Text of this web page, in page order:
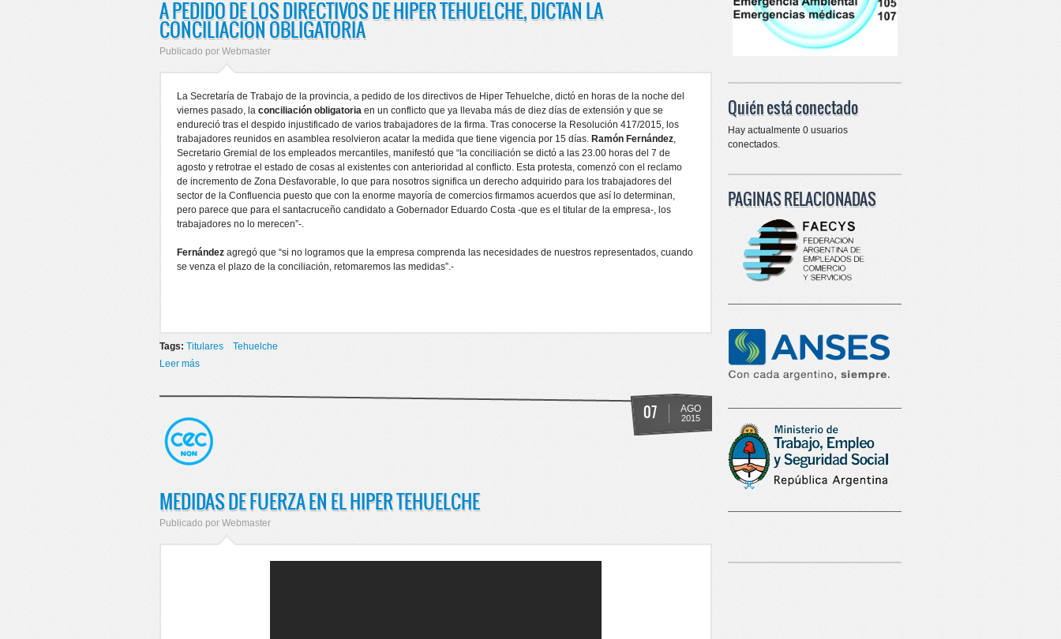
A PEDIDO DE LOS DIRECTIVOS DE HIPER TEHUELCHE, DICTAN LA
CONCILIACION OBLIGATORIA
Publicado por Webmaster
La Secretaría de Trabajo de la provincia, a pedido de los directivos de Hiper Tehuelche, dictó en horas de la noche del
viernes pasado, la conciliación obligatoria en un conflicto que ya llevaba más de diez días de extensión y que se
endureció tras el despido injustificado de varios trabajadores de la firma. Tras conocerse la Resolución 417/2015, los
trabajadores reunidos en asamblea resolvieron acatar la medida que tiene vigencia por 15 días. Ramón Fernández,
Secretario Gremial de los empleados mercantiles, manifestó que “la conciliación se dictó a las 23.00 horas del 7 de
agosto y retrotrae el estado de cosas al existentes con anterioridad al conflicto. Esta protesta, comenzó con el reclamo
de incremento de Zona Desfavorable, lo que para nosotros significa un derecho adquirido para los trabajadores del
sector de la Confluencia puesto que con la enorme mayoría de comercios firmamos acuerdos que así lo determinan,
pero parece que para el santacruceño candidato a Gobernador Eduardo Costa -que es el titular de la empresa-, los
trabajadores no lo merecen”-.
Fernández agregó que “si no logramos que la empresa comprenda las necesidades de nuestros representados, cuando
se venza el plazo de la conciliación, retomaremos las medidas”.-
Tags: Titulares
Tehuelche
Leer más
07 AGO
2015
MEDIDAS DE FUERZA EN EL HIPER TEHUELCHE
Publicado por Webmaster
Quién está conectado
Hay actualmente 0 usuarios
conectados.
PAGINAS RELACIONADAS